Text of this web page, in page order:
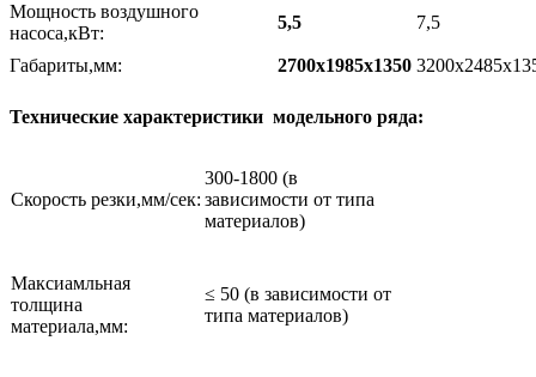
Мощность воздушного
насоса,кВт:
5,5 7,5
Габариты,мм: 2700х1985х1350
Технические характеристики модельного ряда:
Скорость резки,мм/сек:
300-1800 (в
зависимости от типа
материалов)
Максиамльная
толщина
материала,мм:
≤ 50 (в зависимости от
типа материалов)